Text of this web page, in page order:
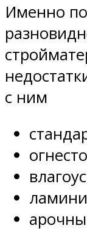
Именно
с ним